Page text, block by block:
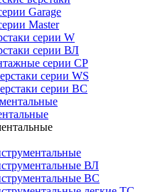
Garage
Master
серии W
серии ВЛ
серии СР
серии WS
серии ВС
ВЛ
ВС